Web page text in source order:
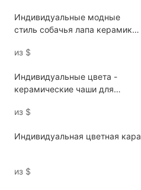
Индивидуальные модные
стиль собачья лапа керамика
и кормление миски
из $
Индивидуальные цвета -
керамические чаши для
деревянными рамами для
собак
из $
Индивидуальная цветная кара
из $